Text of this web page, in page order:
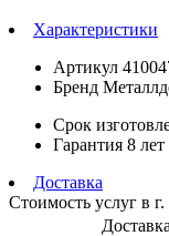
Характеристики
Артикул
Бренд
Срок
Гарантия 8 лет
Доставка
Стоимость услуг в
Доставка